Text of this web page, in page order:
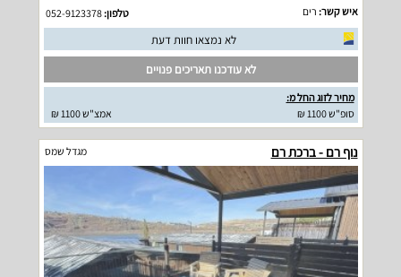
איש קשר: רים טלפון:052-9123378
לא נמצאו חוות דעת
לא עודכנו תאריכים פנויים
מחיר לזוג החל מ:
סופ"ש 1100 ₪
אמצ"ש 1100 ₪
נוף רם - ברכת רם מגדל שמס